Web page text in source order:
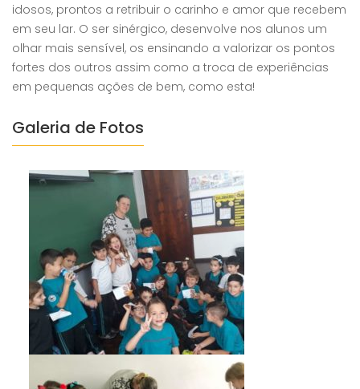
idosos, prontos a retribuir o carinho e amor que recebem
em seu lar. O ser sinérgico, desenvolve nos alunos um
olhar mais sensível, os ensinando a valorizar os pontos
fortes dos outros assim como a troca de experiências
em pequenas ações de bem, como esta!
Galeria de Fotos